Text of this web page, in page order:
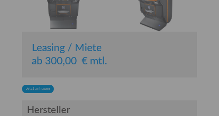
Hersteller
Leasing / Miete
ab 300,00 € mtl.
Jetzt anfragen